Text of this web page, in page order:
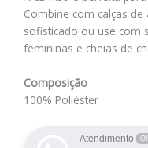
Combine com calças
sofisticado ou use com
femininas e cheias de
Composição
100% Poliéster
Atendimento